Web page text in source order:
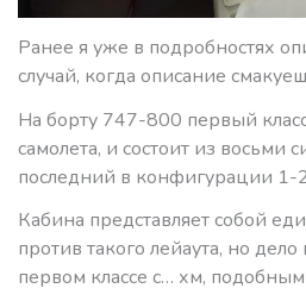
Ранее я уже в подробностях
случай, когда описание
На борту 747-800 первый
самолета, и состоит из
последний в конфигурации 1-
Кабина представляет собой
против такого лейаута, но
первом классе с… хм,